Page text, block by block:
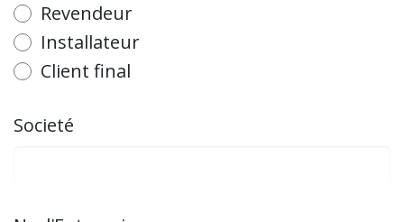
Revendeur
Installateur
Client final
Societé